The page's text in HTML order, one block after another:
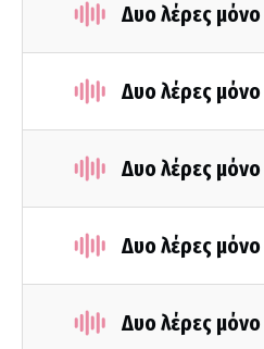
Δυο λέρες
Δυο λέρες
Δυο λέρες
Δυο λέρες
Δυο λέρες